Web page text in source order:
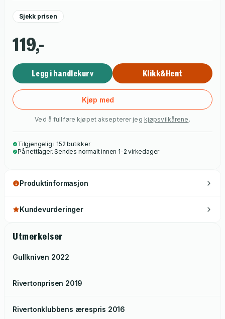
Sjekk prisen
119,-
Legg i handlekurv Klikk&Hent
Kjøp med
Ved å fullføre kjøpet aksepterer jeg kjøpsvilkårene .
Tilgjengelig i 152 butikker
På nettlager. Sendes normalt innen 1-2 virkedager
Produktinformasjon
Kundevurderinger
Utmerkelser
Gullkniven 2022
Rivertonprisen 2019
Rivertonklubbens ærespris 2016